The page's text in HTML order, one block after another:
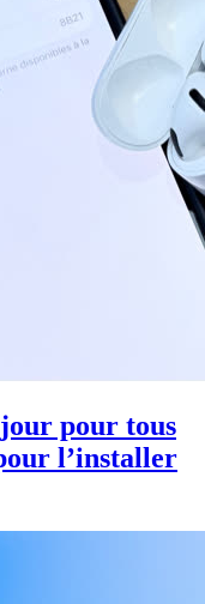
pour tous
l’installer